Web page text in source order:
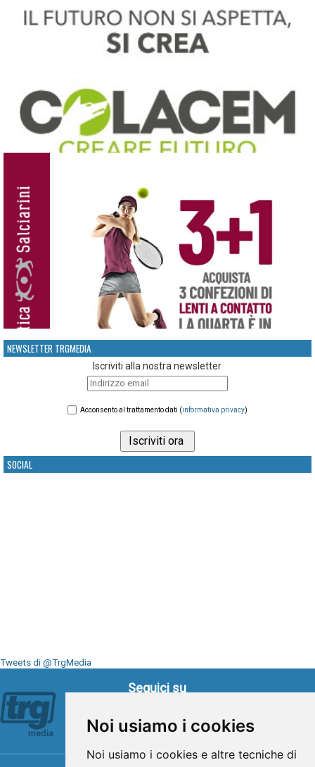
Noi usiamo i cookies
Noi usiamo i cookies e altre tecniche di
NEWSLETTER TRGMEDIA
Iscriviti alla nostra newsletter
Acconsento al trattamento dati (informativa privacy)
SOCIAL
Tweets di @TrgMedia
Seguici su